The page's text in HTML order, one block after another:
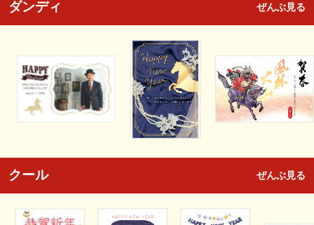
ダンディ ぜんぶ見る
クール ぜんぶ見る